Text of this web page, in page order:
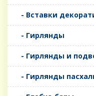
- Вставки
- Гирлянды
- Гирлянды и
- Гирлянды